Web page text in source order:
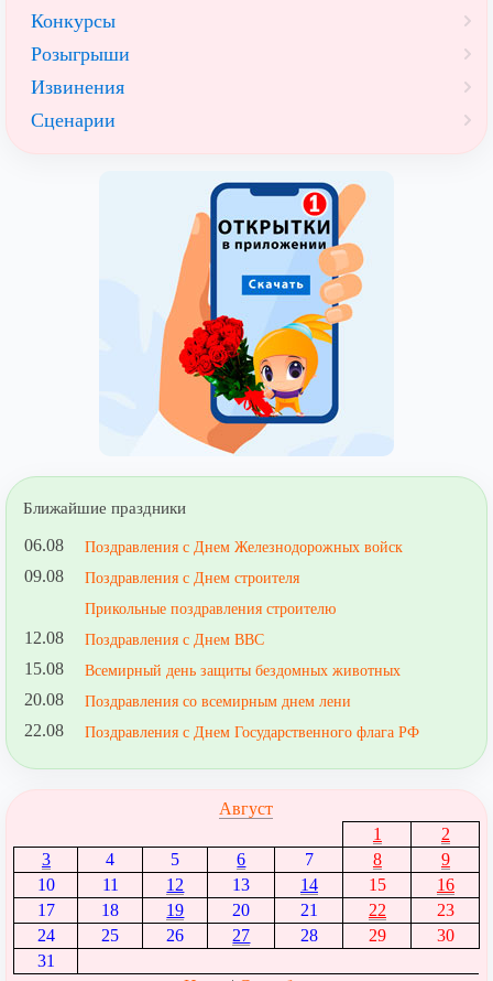
Конкурсы
Розыгрыши
Извинения
Сценарии
Ближайшие праздники
06.08 Поздравления с Днем Железнодорожных войск
09.08
Поздравления с Днем строителя
Прикольные поздравления строителю
12.08 Поздравления с Днем ВВС
15.08 Всемирный день защиты бездомных животных
20.08 Поздравления со всемирным днем лени
22.08 Поздравления с Днем Государственного флага РФ
Август
1
2
3
4 5 6 7 8
9
10
11 12 13 14 15
16
17
18 19 20 21 22
23
24
25 26 27 28 29
30
31